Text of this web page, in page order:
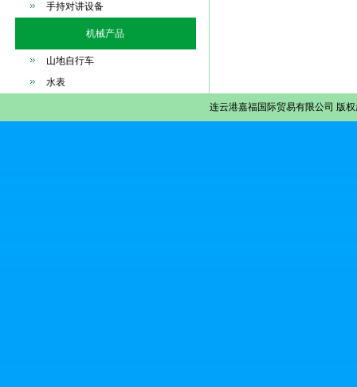
手持对讲设备
机械产品
山地自行车
水表
连云港嘉福国际贸易有限公司 版